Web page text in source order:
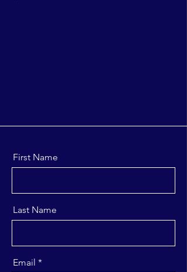
First Name
Last Name
Email